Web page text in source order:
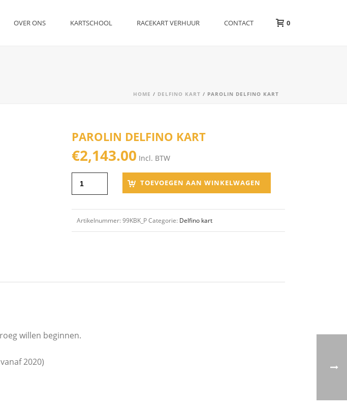
OVER ONS KARTSCHOOL RACEKART VERHUUR CONTACT 0
HOME / DELFINO KART / PAROLIN DELFINO KART
PAROLIN DELFINO KART
€2,143.00 Incl. BTW
TOEVOEGEN AAN WINKELWAGEN
Artikelnummer:99KBK_PCategorie: Delfino kart
willen beginnen.
2020)